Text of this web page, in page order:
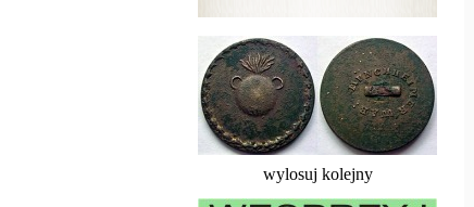
wylosuj kolejny